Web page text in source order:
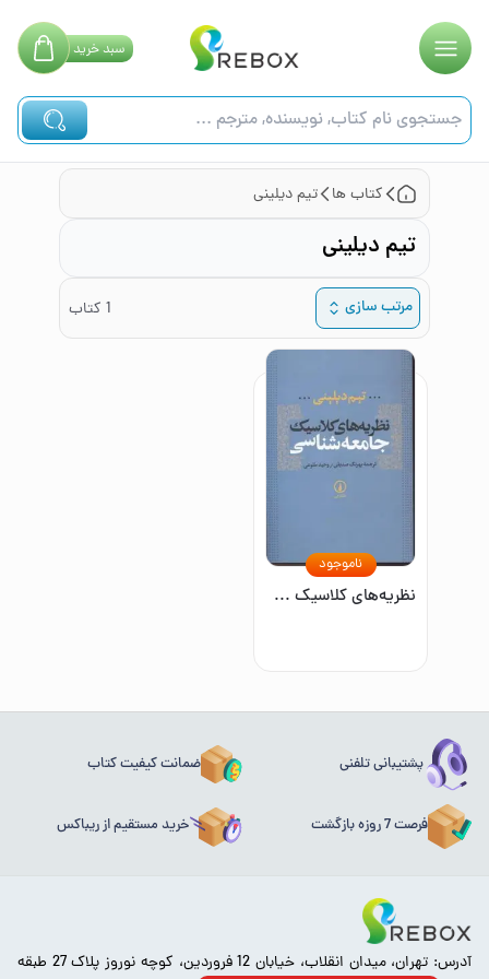
سبدخرید
کتاب ها تیم دیلینی
تیم دیلینی
مرتب سازی 1 کتاب
نظریه‌های کلاسیک جامعه‌شناسی
ناموجود
پشتیبانی تلفنی ضمانت کیفیت کتاب
فرصت 7 روزه بازگشت خرید مستقیم از ریباکس
آدرس: تهران، میدان انقلاب، خیابان 12 فروردین، کوچه نوروز پلاک 27 طبقه